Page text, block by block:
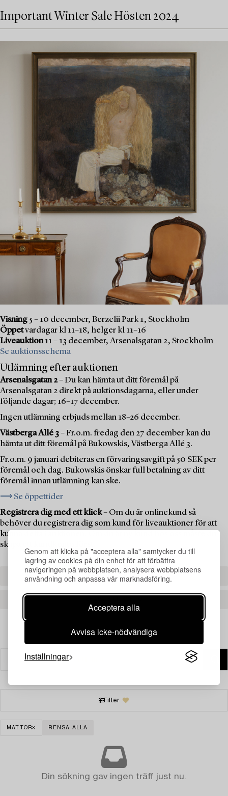
Genom att klicka på "acceptera alla" samtycker du till
lagring av cookies på din enhet för att förbättra
navigeringen på webbplatsen, analysera webbplatsens
användning och anpassa vår marknadsföring.
Acceptera alla
Avvisa icke-nödvändiga
Inställningar
Important Winter Sale Hösten 2024
Visning 5 – 10 december, Berzelii Park 1, Stockholm
Öppetvardagar kl 11–18, helger kl 11–16
Liveauktion11 – 13 december, Arsenalsgatan 2, Stockholm
Se auktionsschema
Utlämning efter auktionen
Arsenalsgatan 2– Du kan hämta ut ditt föremål på
Arsenalsgatan 2 direkt på auktionsdagarna, eller under
följande dagar; 16–17 december.
Ingen utlämning erbjuds mellan 18–26 december.
Västberga Allé 3– Fr.o.m. fredag den 27 december kan du
hämta ut ditt föremål på Bukowskis, Västberga Allé 3.
Fr.o.m. 9 januari debiteras en förvaringsavgift på 50 SEK per
föremål och dag. Bukowskis önskar full betalning av ditt
föremål innan utlämning kan ske.
⟶ Se öppettider
Registrera dig med ett klick– Om du är onlinekund så
behöver du registrera dig som kund för liveauktioner för att
kunna delta i auktionen. Om du är ny kund hos oss måste du
skapa ett kundkonto först.
REGISTRERA DIG
Filter
MATTOR RENSA ALLA
Din sökning gav ingen träff just nu.